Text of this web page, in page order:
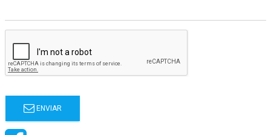
ENVIAR